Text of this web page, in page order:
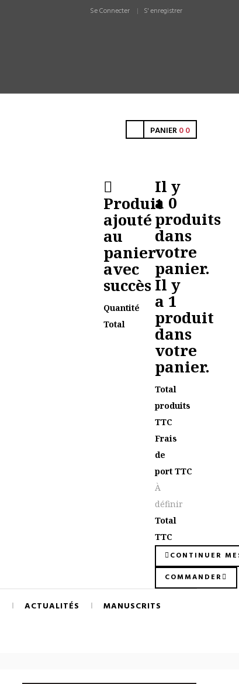
Se Connecter S' enregistrer
PANIER00
Produit
ajouté
au
panier
avec
succès
Quantité
Total
Il y
a 0
produits
dans
votre
panier.
Il y
a 1
produit
dans
votre
panier.
Total
produits
TTC
Frais
de
port TTC
À
définir
Total
TTC
CONTINUER
COMMANDER
ACTUALITÉS MANUSCRITS